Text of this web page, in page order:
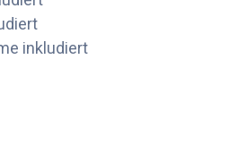
inkludiert